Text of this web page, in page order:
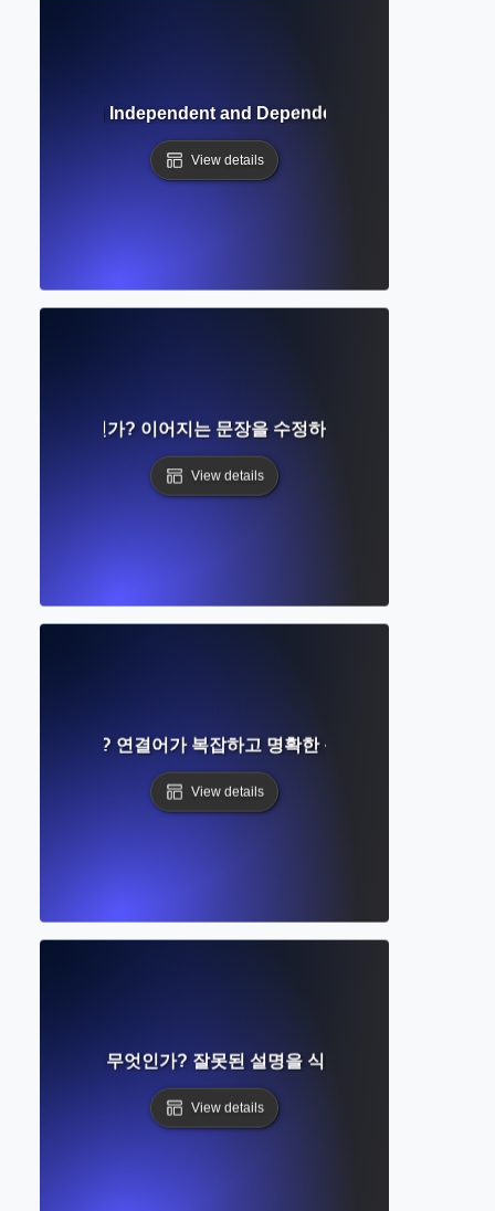
Independent and Dependent Clauses for
View details
스란 무엇인가? 이어지는 문장을 수정하고 문장 구조를 개선
View details
란 무엇인가? 연결어가 복잡하고 명확한 문장을 만드는 방법
View details
Modifier란 무엇인가? 잘못된 설명을 식별하고 수정하는 방법
View details